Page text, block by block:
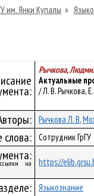
им. Янки Купалы »
Рычкова,
Актуальные
/ Л. В. Рычкова,
Рычкова Л. В.
Сотрудник ГрГУ
на https://
Языкознание